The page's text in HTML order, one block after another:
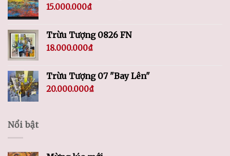
15.000.000₫
Trừu Tượng 0826 FN
18.000.000₫
Trừu Tượng 07 "Bay Lên"
20.000.000₫
Nổi bật